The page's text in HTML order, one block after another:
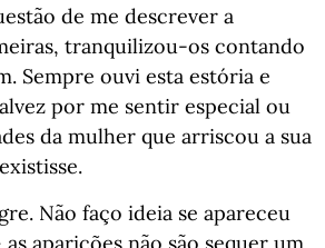
de me descrever a
tranquilizou-os contando
Sempre ouvi esta estória e
por me sentir especial ou
da mulher que arriscou a sua
Não faço ideia se apareceu